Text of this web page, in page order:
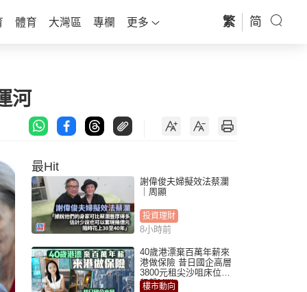
體育 大灣區 專欄 更多 繁 简
河
最Hit
謝偉俊夫婦擬效法蔡瀾
｜周顯
投資理財
8小時前
40歲港漂棄百萬年薪來
港做保險 昔日國企高層
3800元租尖沙咀床位｜
租盤Million
樓市動向